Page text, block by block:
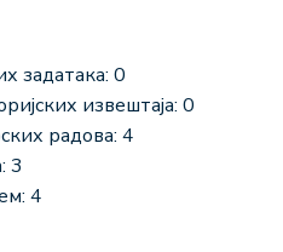
задатака: 0
извештаја: 0
радова: 4
3
4